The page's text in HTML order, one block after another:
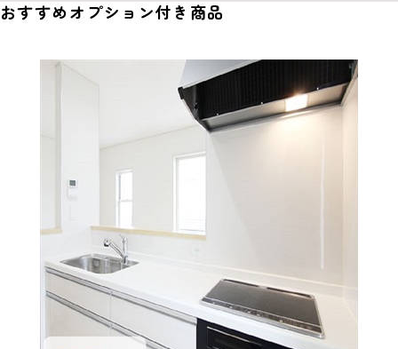
おすすめオプション付き商品